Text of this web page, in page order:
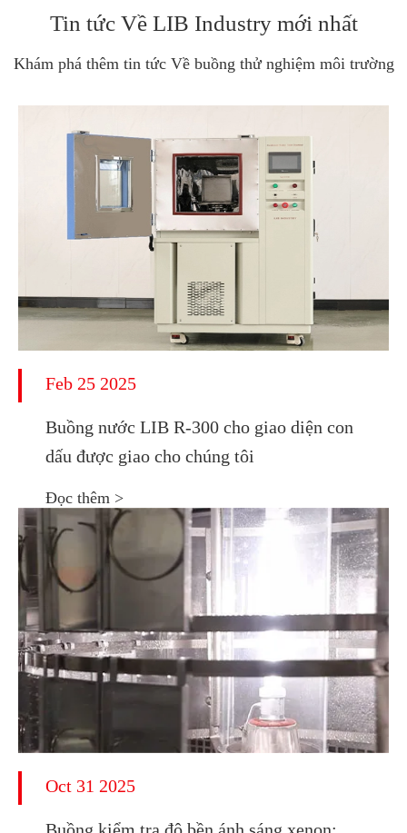
Tin tức Về LIB Industry mới nhất
Khám phá thêm tin tức Về buồng thử nghiệm môi trường
Feb 25 2025
Buồng nước LIB R-300 cho giao diện con
dấu được giao cho chúng tôi
Đọc thêm >
Oct 31 2025